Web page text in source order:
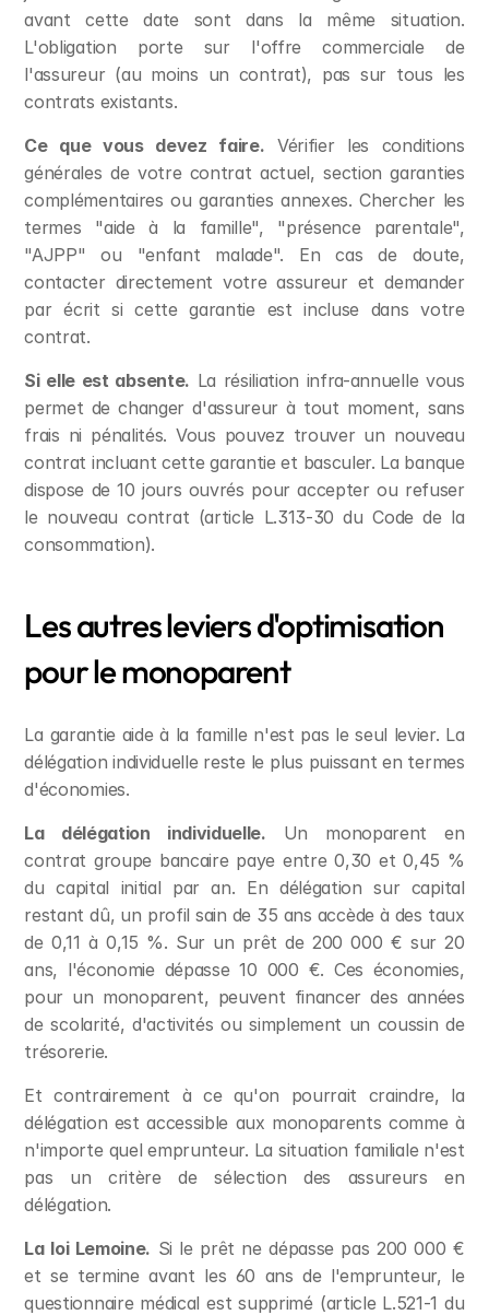
avant cette date sont dans la même situation.
L'obligation porte sur l'offre commerciale de
l'assureur (au moins un contrat), pas sur tous les
contrats existants.
Ce que vous devez faire. Vérifier les conditions
générales de votre contrat actuel, section garanties
complémentaires ou garanties annexes. Chercher les
termes "aide à la famille", "présence parentale",
"AJPP" ou "enfant malade". En cas de doute,
contacter directement votre assureur et demander
par écrit si cette garantie est incluse dans votre
contrat.
Si elle est absente. La résiliation infra-annuelle vous
permet de changer d'assureur à tout moment, sans
frais ni pénalités. Vous pouvez trouver un nouveau
contrat incluant cette garantie et basculer. La banque
dispose de 10 jours ouvrés pour accepter ou refuser
le nouveau contrat (article L.313-30 du Code de la
consommation).
Les autres leviers d'optimisation
pour le monoparent
La garantie aide à la famille n'est pas le seul levier. La
délégation individuelle reste le plus puissant en termes
d'économies.
La délégation individuelle. Un monoparent en
contrat groupe bancaire paye entre 0,30 et 0,45 %
du capital initial par an. En délégation sur capital
restant dû, un profil sain de 35 ans accède à des taux
de 0,11 à 0,15 %. Sur un prêt de 200 000 € sur 20
ans, l'économie dépasse 10 000 €. Ces économies,
pour un monoparent, peuvent financer des années
de scolarité, d'activités ou simplement un coussin de
trésorerie.
Et contrairement à ce qu'on pourrait craindre, la
délégation est accessible aux monoparents comme à
n'importe quel emprunteur. La situation familiale n'est
pas un critère de sélection des assureurs en
délégation.
La loi Lemoine. Si le prêt ne dépasse pas 200 000 €
et se termine avant les 60 ans de l'emprunteur, le
questionnaire médical est supprimé (article L.521-1 du